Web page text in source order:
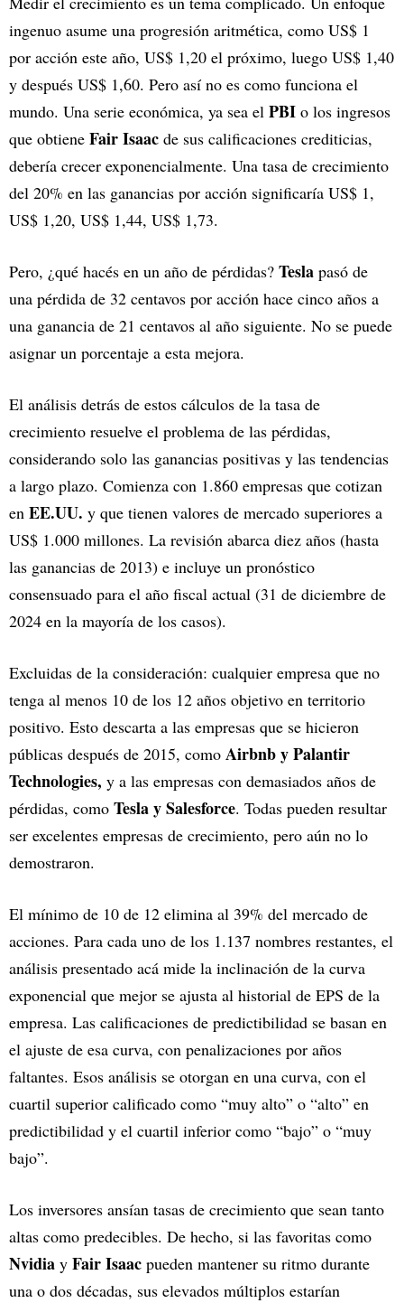
ingenuo asume una progresión aritmética, como US$ 1
por acción este año, US$ 1,20 el próximo, luego US$ 1,40
y después US$ 1,60. Pero así no es como funciona el
mundo. Una serie económica, ya sea el PBI o los ingresos
que obtiene Fair Isaac de sus calificaciones crediticias,
debería crecer exponencialmente. Una tasa de crecimiento
del 20% en las ganancias por acción significaría US$ 1,
US$ 1,20, US$ 1,44, US$ 1,73.
Pero, ¿qué hacés en un año de pérdidas? Tesla pasó de
una pérdida de 32 centavos por acción hace cinco años a
una ganancia de 21 centavos al año siguiente. No se puede
asignar un porcentaje a esta mejora.
El análisis detrás de estos cálculos de la tasa de
crecimiento resuelve el problema de las pérdidas,
considerando solo las ganancias positivas y las tendencias
a largo plazo. Comienza con 1.860 empresas que cotizan
en EE.UU. y que tienen valores de mercado superiores a
US$ 1.000 millones. La revisión abarca diez años (hasta
las ganancias de 2013) e incluye un pronóstico
consensuado para el año fiscal actual (31 de diciembre de
2024 en la mayoría de los casos).
Excluidas de la consideración: cualquier empresa que no
tenga al menos 10 de los 12 años objetivo en territorio
positivo. Esto descarta a las empresas que se hicieron
públicas después de 2015, como Airbnb y Palantir
Technologies, y a las empresas con demasiados años de
pérdidas, como Tesla y Salesforce. Todas pueden resultar
ser excelentes empresas de crecimiento, pero aún no lo
demostraron.
El mínimo de 10 de 12 elimina al 39% del mercado de
acciones. Para cada uno de los 1.137 nombres restantes, el
análisis presentado acá mide la inclinación de la curva
exponencial que mejor se ajusta al historial de EPS de la
empresa. Las calificaciones de predictibilidad se basan en
el ajuste de esa curva, con penalizaciones por años
faltantes. Esos análisis se otorgan en una curva, con el
cuartil superior calificado como “muy alto” o “alto” en
predictibilidad y el cuartil inferior como “bajo” o “muy
bajo”.
Los inversores ansían tasas de crecimiento que sean tanto
altas como predecibles. De hecho, si las favoritas como
Nvidia y Fair Isaac pueden mantener su ritmo durante
una o dos décadas, sus elevados múltiplos estarían